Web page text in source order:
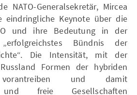
NATO-Generalsekretär, Mircea
eindringliche Keynote über die
und ihre Bedeutung in der
Bündnis der
Die Intensität, mit der
Formen der hybriden
vorantreiben und damit
und freie Gesellschaften